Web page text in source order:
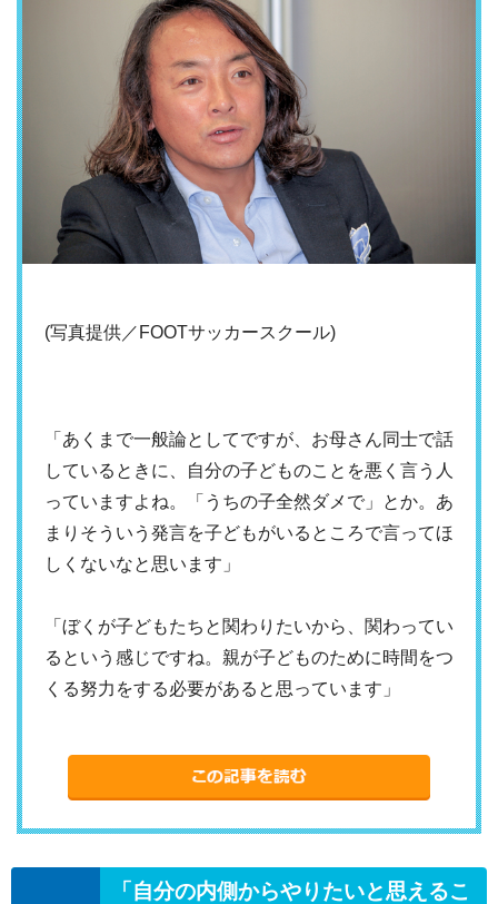
(写真提供／FOOTサッカースクール)
「あくまで一般論としてですが、お母さん同士で話
しているときに、自分の子どものことを悪く言う人
っていますよね。「うちの子全然ダメで」とか。あ
まりそういう発言を子どもがいるところで言ってほ
しくないなと思います」
「ぼくが子どもたちと関わりたいから、関わってい
るという感じですね。親が子どものために時間をつ
くる努力をする必要があると思っています」
「自分の内側からやりたいと思えるこ